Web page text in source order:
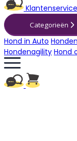
Klantenservice
Categorieën
Hond in Auto
Hondenagility Hond